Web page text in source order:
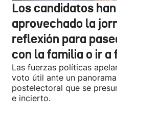
Los candidatos han
aprovechado la jornada de
reflexión para pasear,
con la familia o ir a fiestas
Las fuerzas políticas apelaron ayer al
voto útil ante un panorama
postelectoral que se presume
e incierto.